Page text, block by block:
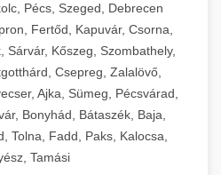
Pécs, Szeged, Debrecen
Fertőd, Kapuvár, Csorna,
Sárvár, Kőszeg, Szombathely,
Csepreg, Zalalövő,
Ajka, Sümeg, Pécsvárad,
Bonyhád, Bátaszék, Baja,
Tolna, Fadd, Paks, Kalocsa,
Tamási